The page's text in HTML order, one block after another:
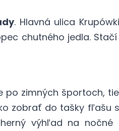
. Hlavná ulica
chutného jedla.
zimných športoch,
zobrať do tašky fľašu
výhľad na nočné